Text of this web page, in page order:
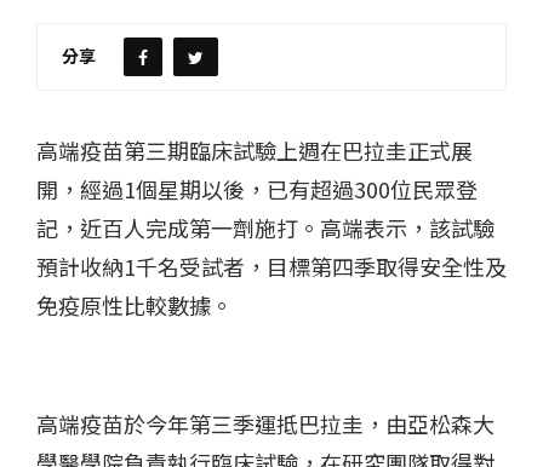
分享
高端疫苗第三期臨床試驗上週在巴拉圭正式展
開，經過1個星期以後，已有超過300位民眾登
記，近百人完成第一劑施打。高端表示，該試驗
預計收納1千名受試者，目標第四季取得安全性及
免疫原性比較數據。
高端疫苗於今年第三季運抵巴拉圭，由亞松森大